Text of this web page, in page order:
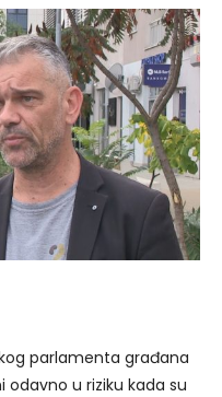
parlamenta građana
odavno u riziku kada su